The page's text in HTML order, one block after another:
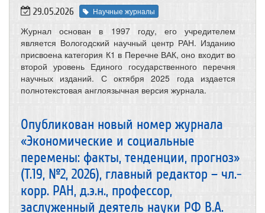
29.05.2026 Научные журналы
Журнал основан в 1997 году, его учредителем
является Вологодский научный центр РАН. Изданию
присвоена категория К1 в Перечне ВАК, оно входит во
второй уровень Единого государственного перечня
научных изданий. С октября 2025 года издается
полнотекстовая англоязычная версия журнала.
Опубликован новый номер журнала
«Экономические и социальные
перемены: факты, тенденции, прогноз»
(Т.19, №2, 2026), главный редактор – чл.-
корр. РАН, д.э.н., профессор,
заслуженный деятель науки РФ В.А.